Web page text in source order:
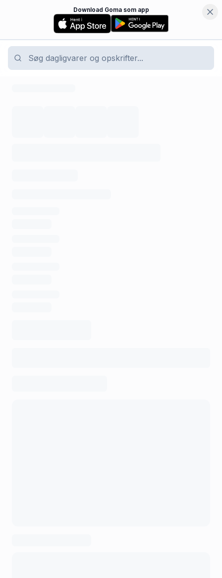
Download Goma som app